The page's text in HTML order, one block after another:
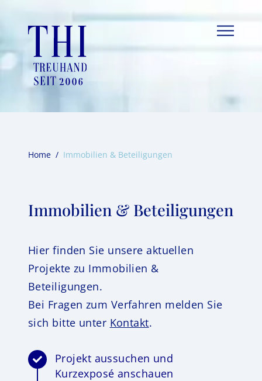
content
Home / Immobilien & Beteiligungen
Immobilien & Beteiligungen
Hier finden Sie unsere aktuellen
Projekte zu Immobilien &
Beteiligungen.
Bei Fragen zum Verfahren melden Sie
sich bitte unter Kontakt.
Projekt aussuchen und
Kurzexposé anschauen